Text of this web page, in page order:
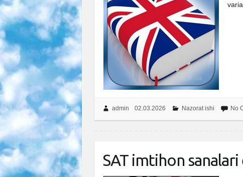
admin 02.03.2026 Nazorat ishi No
SAT imtihon sanalari